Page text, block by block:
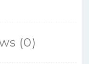
(0)